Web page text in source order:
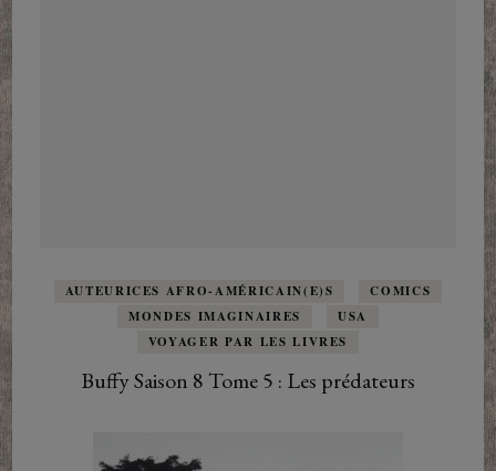
AUTEURICES AFRO-AMÉRICAIN(E)S
COMICS
MONDES IMAGINAIRES
USA
VOYAGER PAR LES LIVRES
Buffy Saison 8 Tome 5 : Les prédateurs